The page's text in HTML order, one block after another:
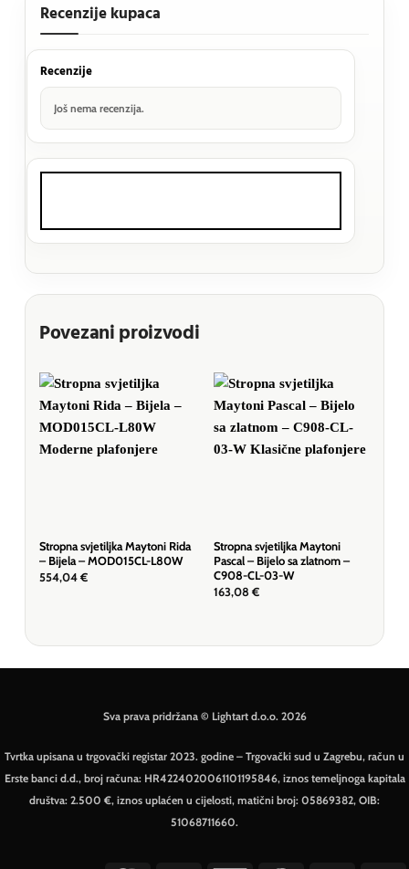
Recenzije kupaca
Recenzije
Još nema recenzija.
Povezani proizvodi
Stropna svjetiljka Maytoni Rida
– Bijela – MOD015CL-L80W
554,04 €
Stropna svjetiljka Maytoni
Pascal – Bijelo sa zlatnom –
C908-CL-03-W
163,08 €
Sva prava pridržana © Lightart d.o.o. 2026
Tvrtka upisana u trgovački registar 2023. godine – Trgovački sud u Zagrebu, račun u
Erste banci d.d., broj računa: HR4224020061101195846, iznos temeljnoga kapitala
društva: 2.500 €, iznos uplaćen u cijelosti, matični broj: 05869382, OIB:
51068711660.